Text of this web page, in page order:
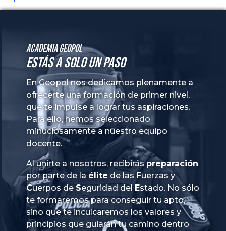
Academia GeoPol
Estás a solo un paso
En Geopol nos dedicamos plenamente a
ofrecerte una formación de primer nivel,
que te impulse a lograr tus aspiraciones.
Para ello, hemos seleccionado
minuciosamente a nuestro equipo
docente.
Al unirte a nosotros, recibiráspreparación
por parte de la élite de las Fuerzas y
Cuerpos de Seguridad del Estado. No sólo
te formaremos para conseguir tu apto,
sino que te inculcaremos los valores y
principios que guiarán tu camino dentro